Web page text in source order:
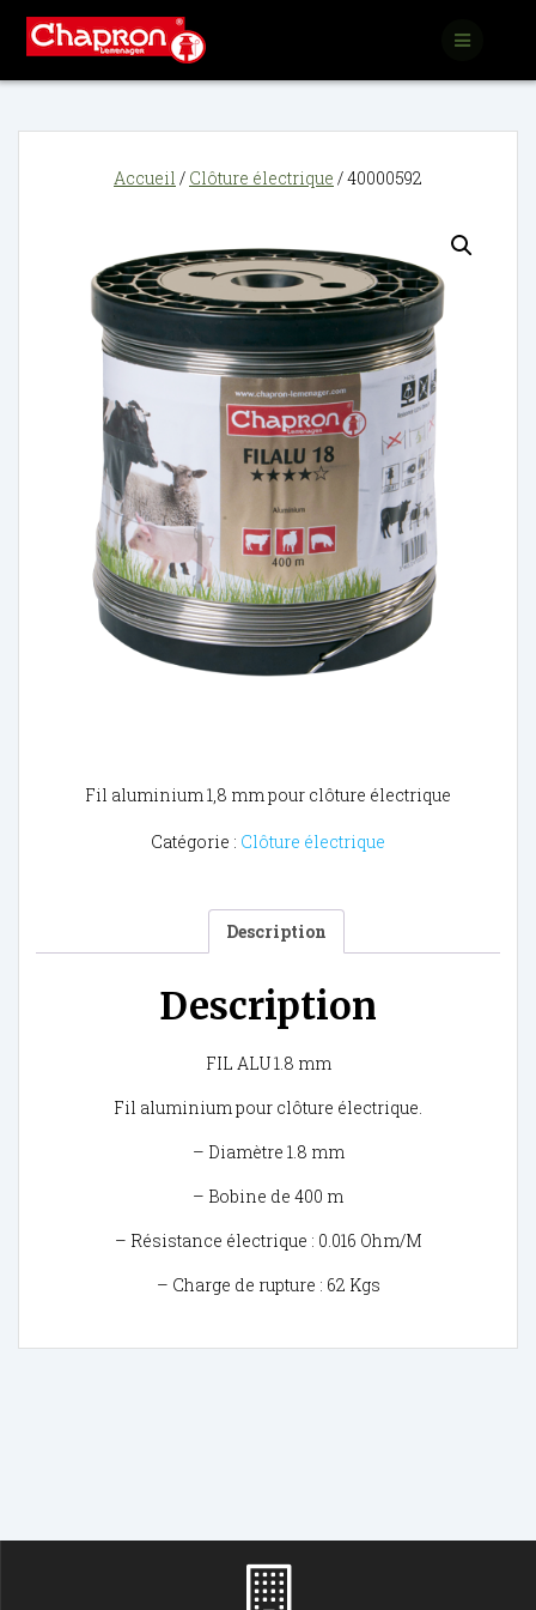
Accueil / Clôture électrique / 40000592
Fil aluminium 1,8 mm pour clôture électrique
Catégorie : Clôture électrique
Description
Description
FIL ALU 1.8 mm
Fil aluminium pour clôture électrique.
– Diamètre 1.8 mm
– Bobine de 400 m
– Résistance électrique : 0.016 Ohm/M
– Charge de rupture : 62 Kgs